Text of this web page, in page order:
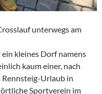
unterwegs am
kleines Dorf namens
kaum einer, nach
Rennsteig-Urlaub in
Sportverein im